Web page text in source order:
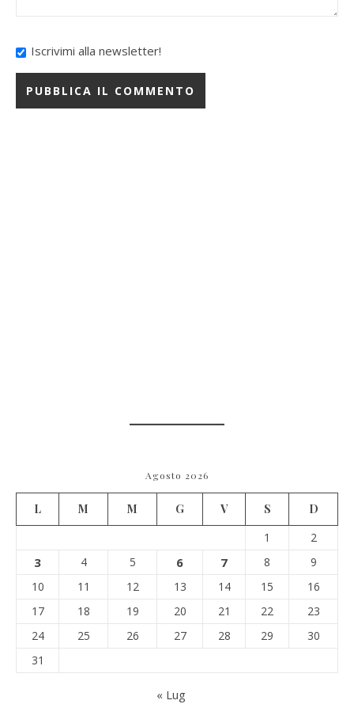
Iscrivimi alla newsletter!
Agosto 2026
L M M G V S
D
1
2
3 4 5 6 7 8
9
10
11 12 13 14 15
16
17
18 19 20 21 22
23
24
25 26 27 28 29
30
31
« Lug